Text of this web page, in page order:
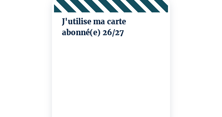
J'utilise ma carte
abonné(e) 26/27